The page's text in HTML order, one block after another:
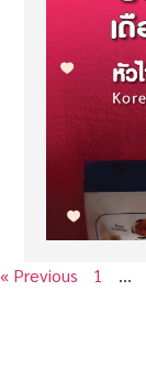
« Previous 1 …